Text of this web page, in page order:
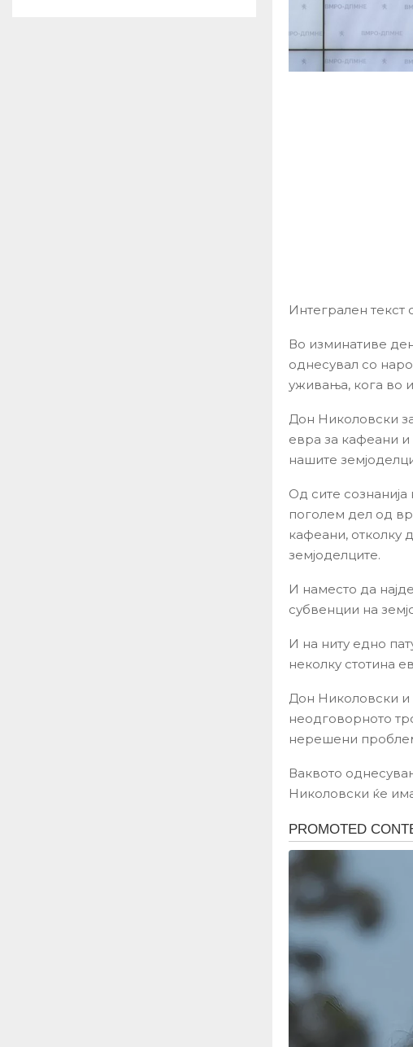
Интегрален
Во изминативе
однесувал со
уживања, кога во
Дон Николовски
евра за кафеани
нашите
Од сите
поголем дел од
кафеани, отколку
земјоделците.
И наместо да
субвенции на
И на ниту едно
неколку стотина
Дон Николовски и
неодговорното
нерешени
Ваквото
Николовски ќе